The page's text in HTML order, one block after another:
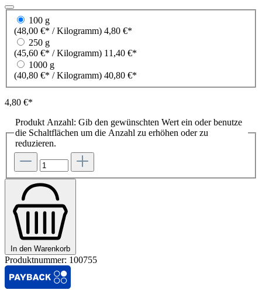
100 g
(48,00 €* / Kilogramm) 4,80 €*
250 g
(45,60 €* / Kilogramm) 11,40 €*
1000 g
(40,80 €* / Kilogramm) 40,80 €*
4,80 €*
Produkt Anzahl: Gib den gewünschten Wert ein oder benutze
die Schaltflächen um die Anzahl zu erhöhen oder zu
reduzieren.
In den Warenkorb
Produktnummer: 100755